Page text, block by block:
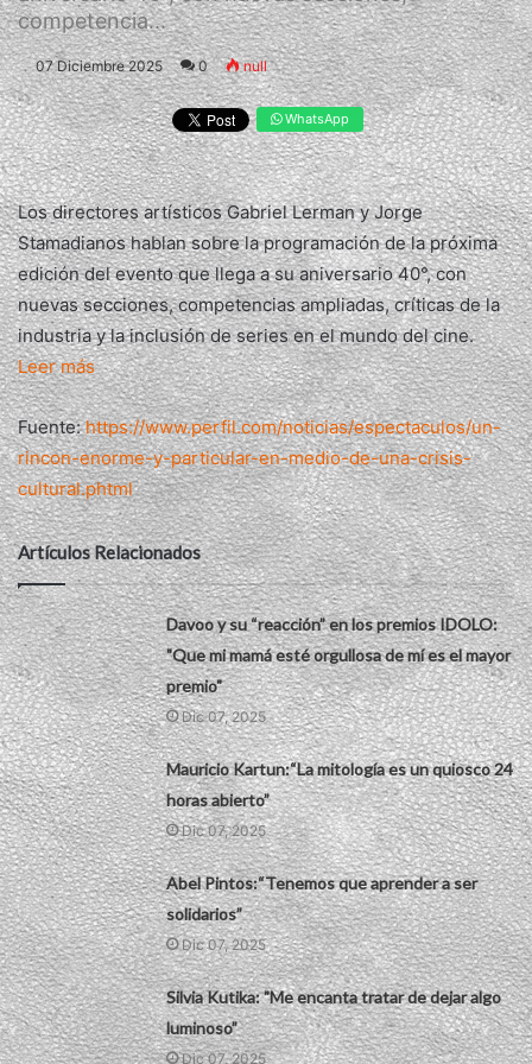
competencia...
07 Diciembre 2025 0 null
WhatsApp
Los directores artísticos Gabriel Lerman y Jorge
Stamadianos hablan sobre la programación de la próxima
edición del evento que llega a su aniversario 40°, con
nuevas secciones, competencias ampliadas, críticas de la
industria y la inclusión de series en el mundo del cine.
Leer más
Fuente:https://www.perfil.com/noticias/espectaculos/un-
rincon-enorme-y-particular-en-medio-de-una-crisis-
cultural.phtml
Artículos Relacionados
Davoo y su “reacción” en los premios IDOLO:
"Que mi mamá esté orgullosa de mí es el mayor
premio"
Dic 07, 2025
Mauricio Kartun:“La mitología es un quiosco 24
horas abierto”
Dic 07, 2025
Abel Pintos:“Tenemos que aprender a ser
solidarios”
Dic 07, 2025
Silvia Kutika: "Me encanta tratar de dejar algo
luminoso”
Dic 07, 2025